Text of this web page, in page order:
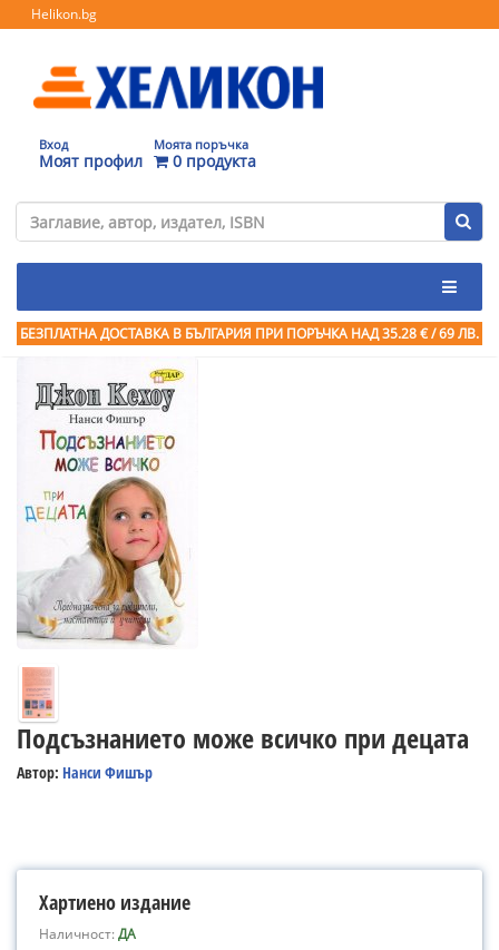
Helikon.bg
Вход
Моят профил
Моята поръчка
0 продукта
БЕЗПЛАТНА ДОСТАВКА В БЪЛГАРИЯ ПРИ ПОРЪЧКА НАД 35.28 € / 69 ЛВ.
Подсъзнанието може всичко при децата
Автор: Нанси Фишър
Хартиено издание
Наличност:ДА